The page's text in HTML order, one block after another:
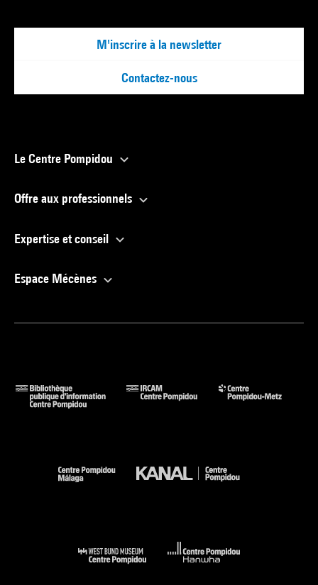
M'inscrire à la newsletter
Contactez-nous
Le Centre Pompidou
Offre aux professionnels
Expertise et conseil
Espace Mécènes